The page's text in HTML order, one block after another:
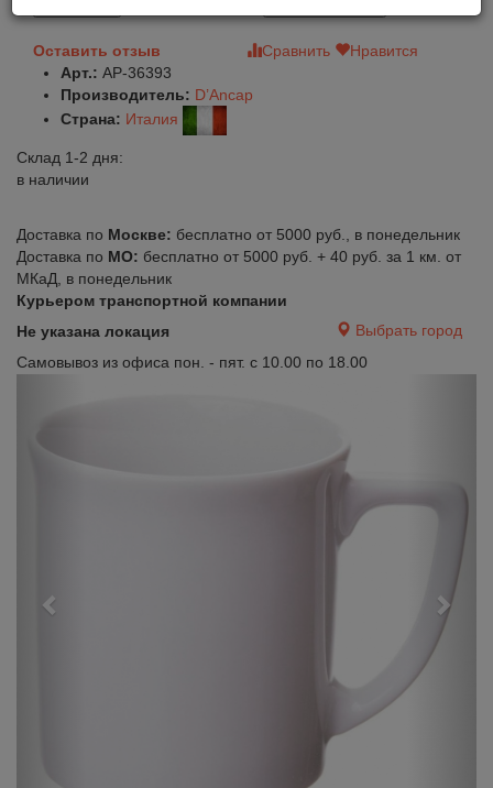
Оставить отзыв Сравнить
Нравится
Арт.: AP-36393
Производитель: D’Ancap
Страна: Италия
Склад 1-2 дня:
в наличии
Доставка по Москве: бесплатно от 5000 руб., в понедельник
Доставка по МО: бесплатно от 5000 руб. + 40 руб. за 1 км. от
МКаД, в понедельник
Курьером транспортной компании
Не указана локация
Выбрать город
Самовывоз из офиса пон. - пят. с 10.00 по 18.00